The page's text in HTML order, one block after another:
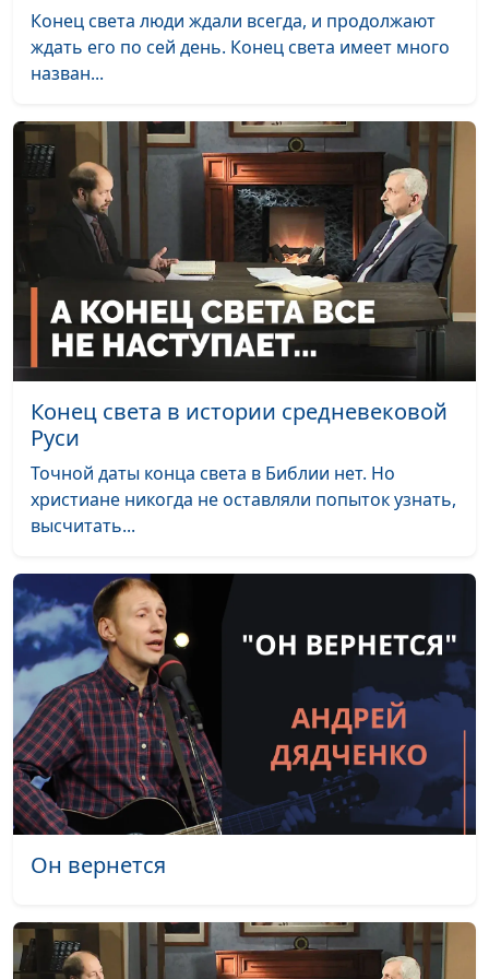
В чем надо каяться
богатым людям?
Юлия Уткина, Николай
Кунцевич,
#39
Притча о неверном
управителе
Юлия Уткина, Николай
Кунцевич,
священнослужитель и
Елена Варнавская
#38
Притча о блудном
сыне
Юлия Уткина, Николай
Кунцевич,
священнослужитель и
Елена Варнавская
#37
грешником
Кунцевич,
Елена Варнавская
Высокомерие
Юлия Уткина, Николай
Кто не войдёт в жизнь
вечную?
Юлия Уткина, Николай
священнослужитель и
Елена Варнавская
#34
Показное
благочестие.
Исцеление в субботу
Юлия Уткина, Николай
Кунцевич,
священнослужитель и
Елена Варнавская
Показное
раскаяться?
священнослужитель и
Елена Варнавская
Конец света люди ждали всегда, и продолжают
ждать его по сей день. Конец света имеет много
назван...
Конец света в истории средневековой
Руси
Точной даты конца света в Библии нет. Но
христиане никогда не оставляли попыток узнать,
высчитать...
Он вернется